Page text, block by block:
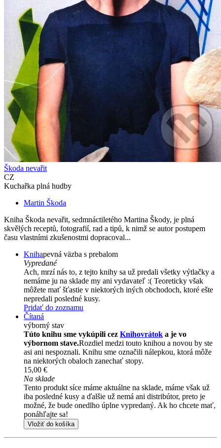
Škoda nevařit
CZ
Kuchařka plná hudby
Martin Škoda
Kniha Škoda nevařit, sedmnáctiletého Martina Škody, je plná
skvělých receptů, fotografií, rad a tipů, k nimž se autor postupem
času vlastními zkušenostmi dopracoval...
Knihapevná väzba s prebalom
Vypredané
Ach, mrzí nás to, z tejto knihy sa už predali všetky výtlačky a
nemáme ju na sklade my ani vydavateľ :( Teoreticky však
môžete mať šťastie v niektorých iných obchodoch, ktoré ešte
nepredali posledné kusy.
Pridať do zoznamu
Čítaná
výborný stav
Túto knihu sme vykúpili cez Knihovrátok a je vo
výbornom stave.Rozdiel medzi touto knihou a novou by ste
asi ani nespoznali. Knihu sme označili nálepkou, ktorá môže
na niektorých obaloch zanechať stopy.
15,00 €
Na sklade
Tento produkt síce máme aktuálne na sklade, máme však už
iba posledné kusy a ďalšie už nemá ani distribútor, preto je
možné, že bude onedlho úplne vypredaný. Ak ho chcete mať,
ponáhľajte sa!
Vložiť do košíka